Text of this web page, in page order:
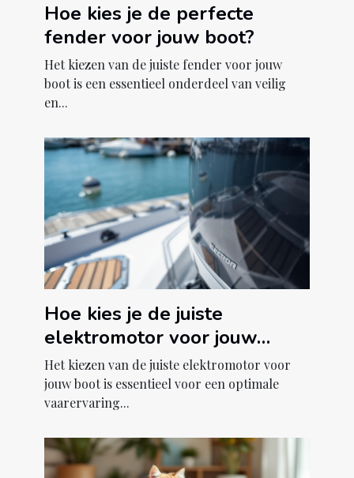
Hoe kies je de perfecte
fender voor jouw boot?
Het kiezen van de juiste fender voor jouw
boot is een essentieel onderdeel van veilig
en...
Hoe kies je de juiste
elektromotor voor jouw
boot?
Het kiezen van de juiste elektromotor voor
jouw boot is essentieel voor een optimale
vaarervaring...